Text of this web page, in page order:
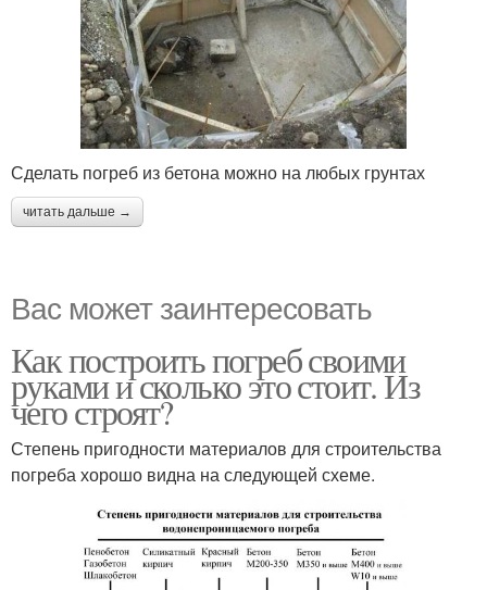
Сделать погреб из бетона можно на любых грунтах
читать дальше →
Вас может заинтересовать
Как построить погреб своими
руками и сколько это стоит. Из
чего строят?
Степень пригодности материалов для строительства
погреба хорошо видна на следующей схеме.